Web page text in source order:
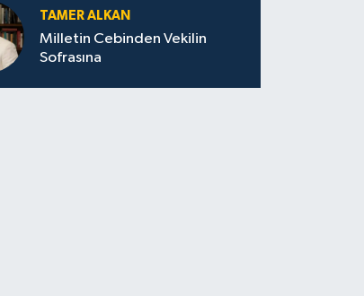
TAMER ALKAN
Milletin Cebinden Vekilin
Sofrasına